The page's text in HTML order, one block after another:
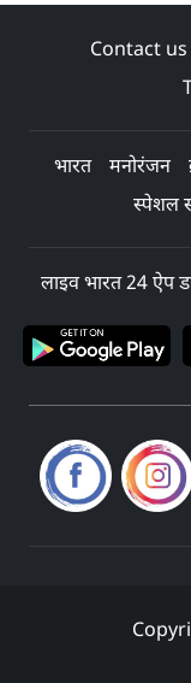
Contact us
भारत मनोरंजन
स्पेशल
लाइव भारत 24 ऐप